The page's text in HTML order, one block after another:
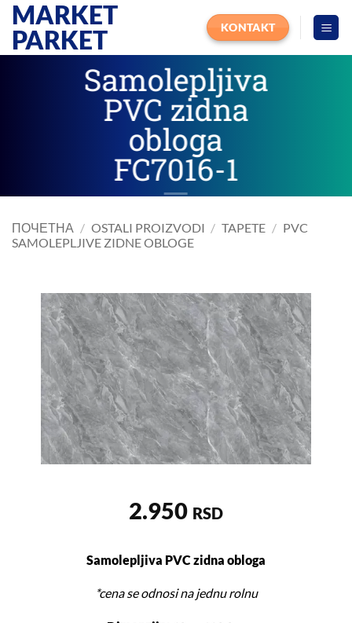
Прескочи
садржај
MARKET
PARKET
KONTAKT
Samolepljiva
PVC zidna
obloga
FC7016-1
ПОЧЕТНА / OSTALI PROIZVODI / TAPETE / PVC
SAMOLEPLJIVE ZIDNE OBLOGE
2.950 RSD
Samolepljiva PVC zidna obloga
*cena se odnosi na jednu rolnu